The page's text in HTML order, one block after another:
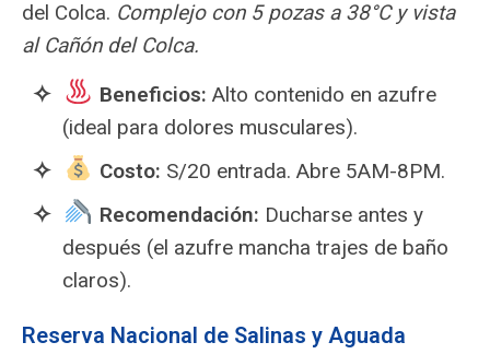
del Colca. Complejo con 5 pozas a 38°C y vista
al Cañón del Colca.
Beneficios: Alto contenido en azufre
(ideal para dolores musculares).
Costo: S/20 entrada. Abre 5AM-8PM.
Recomendación: Ducharse antes y
después (el azufre mancha trajes de baño
claros).
Reserva Nacional de Salinas y Aguada